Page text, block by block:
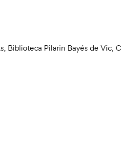
, Biblioteca Pilarin Bayés de Vic,